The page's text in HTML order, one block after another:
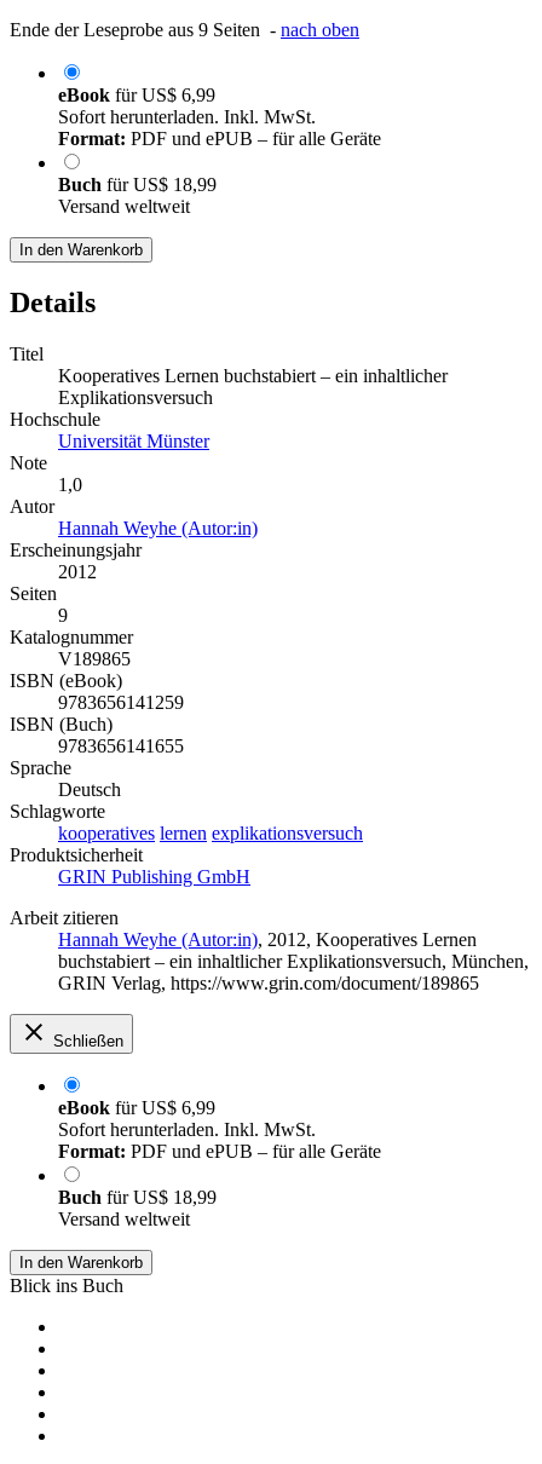
Ende der Leseprobe aus 9 Seiten - nach oben
eBook fürUS$ 6,99
Sofort herunterladen. Inkl. MwSt.
Format: PDF und ePUB – für alle Geräte
Buch fürUS$ 18,99
Versand weltweit
In den Warenkorb
Details
Titel
Kooperatives Lernen buchstabiert – ein inhaltlicher
Explikationsversuch
Hochschule
Universität Münster
Note
1,0
Autor
Hannah Weyhe (Autor:in)
Erscheinungsjahr
2012
Seiten
9
Katalognummer
V189865
ISBN (eBook)
9783656141259
ISBN (Buch)
9783656141655
Sprache
Deutsch
Schlagworte
kooperatives lernen explikationsversuch
Produktsicherheit
GRIN Publishing GmbH
Arbeit zitieren
Hannah Weyhe (Autor:in), 2012, Kooperatives Lernen
buchstabiert – ein inhaltlicher Explikationsversuch, München,
GRIN Verlag, https://www.grin.com/document/189865
Schließen
eBook fürUS$ 6,99
Sofort herunterladen. Inkl. MwSt.
Format: PDF und ePUB – für alle Geräte
Buch fürUS$ 18,99
Versand weltweit
In den Warenkorb
Blick ins Buch